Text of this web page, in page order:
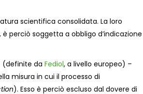
scientifica consolidata. La loro
perciò soggetta a obbligo d’indicazione
(definite da Fediol, a livello europeo) –
misura in cui il processo di
). Esso è perciò escluso dal dovere di